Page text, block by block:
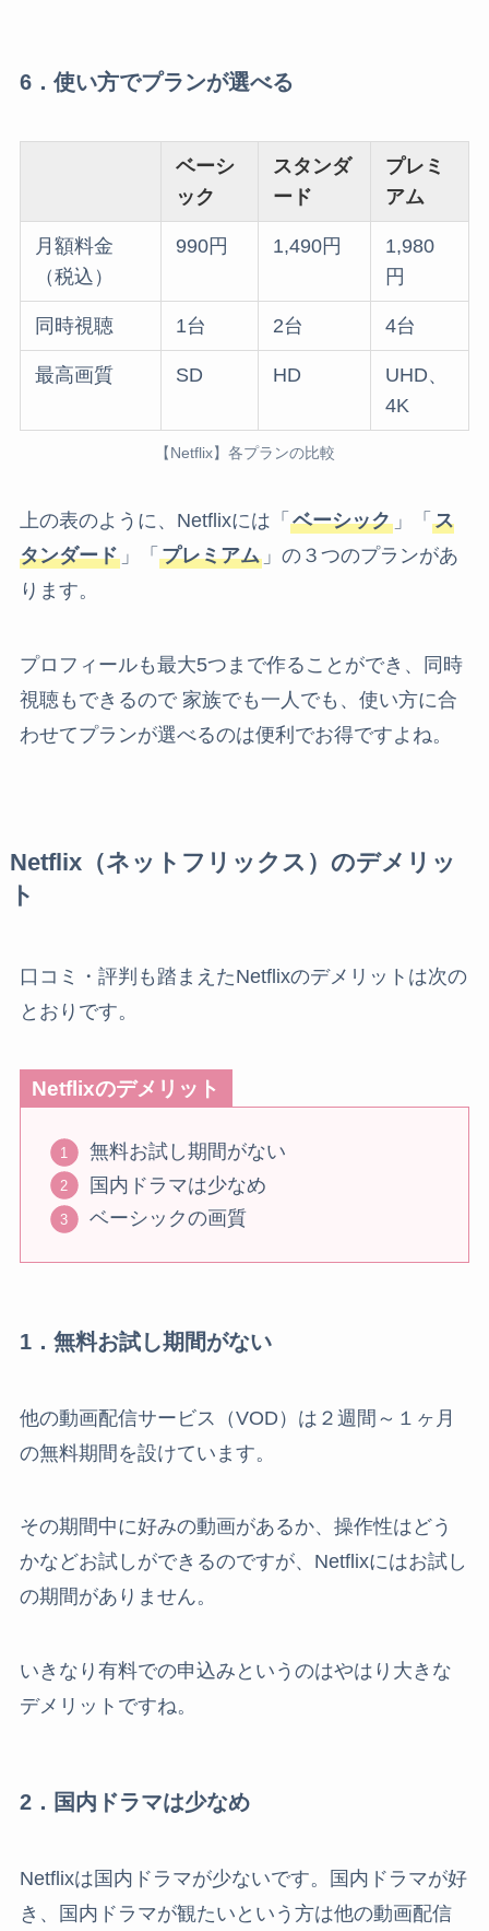
6．使い方でプランが選べる
ベーシ
ック
スタンダ
ード
プレミ
アム
月額料金
（税込）
990円 1,490円
1,980
円
同時視聴 1台 2台 4台
最高画質 SD HD
UHD、
4K
【Netflix】各プランの比較
上の表のように、Netflixには「 ベーシック」「 ス
タンダード」「 プレミアム」の３つのプランがあ
ります。
プロフィールも最大5つまで作ることができ、同時
視聴もできるので 家族でも一人でも、使い方に合
わせてプランが選べるのは便利でお得ですよね。
Netflix（ネットフリックス）のデメリッ
ト
口コミ・評判も踏まえたNetflixのデメリットは次の
とおりです。
Netflixのデメリット
無料お試し期間がない
国内ドラマは少なめ
ベーシックの画質
1．無料お試し期間がない
他の動画配信サービス（VOD）は２週間～１ヶ月
の無料期間を設けています。
その期間中に好みの動画があるか、操作性はどう
かなどお試しができるのですが、Netflixにはお試し
の期間がありません。
いきなり有料での申込みというのはやはり大きな
デメリットですね。
2．国内ドラマは少なめ
Netflixは国内ドラマが少ないです。国内ドラマが好
き、国内ドラマが観たいという方は他の動画配信